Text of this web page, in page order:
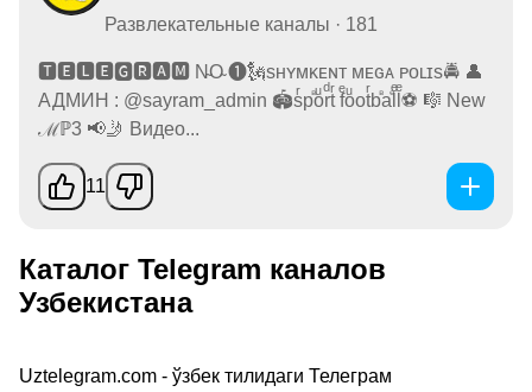
Развлекательные каналы · 181
🆃🅴🅻🅴🅶🆁🅰🅼 N̴O̴ ➊🗽sʜʏᴍᴋᴇɴᴛ ᴍᴇɢᴀ ᴘᴏʟɪs🚔 👤
АДМИН : @sayram_admin 🏟sͬpⷡoͧrͩtͬ fͤoͧotͬbⷡaⷴlͤlͤ⚽ 🎼 New
ℳℙ3 📢🤳 Видео...
11
Каталог Telegram каналов
Узбекистана
Uztelegram.com - ўзбек тилидаги Телеграм